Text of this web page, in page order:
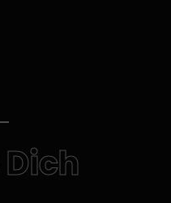
Dich